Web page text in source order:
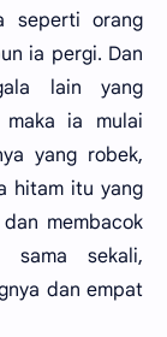
seperti orang
ia pergi. Dan
lain yang
maka ia mulai
yang robek,
hitam itu yang
membacok
sekali,
dan empat